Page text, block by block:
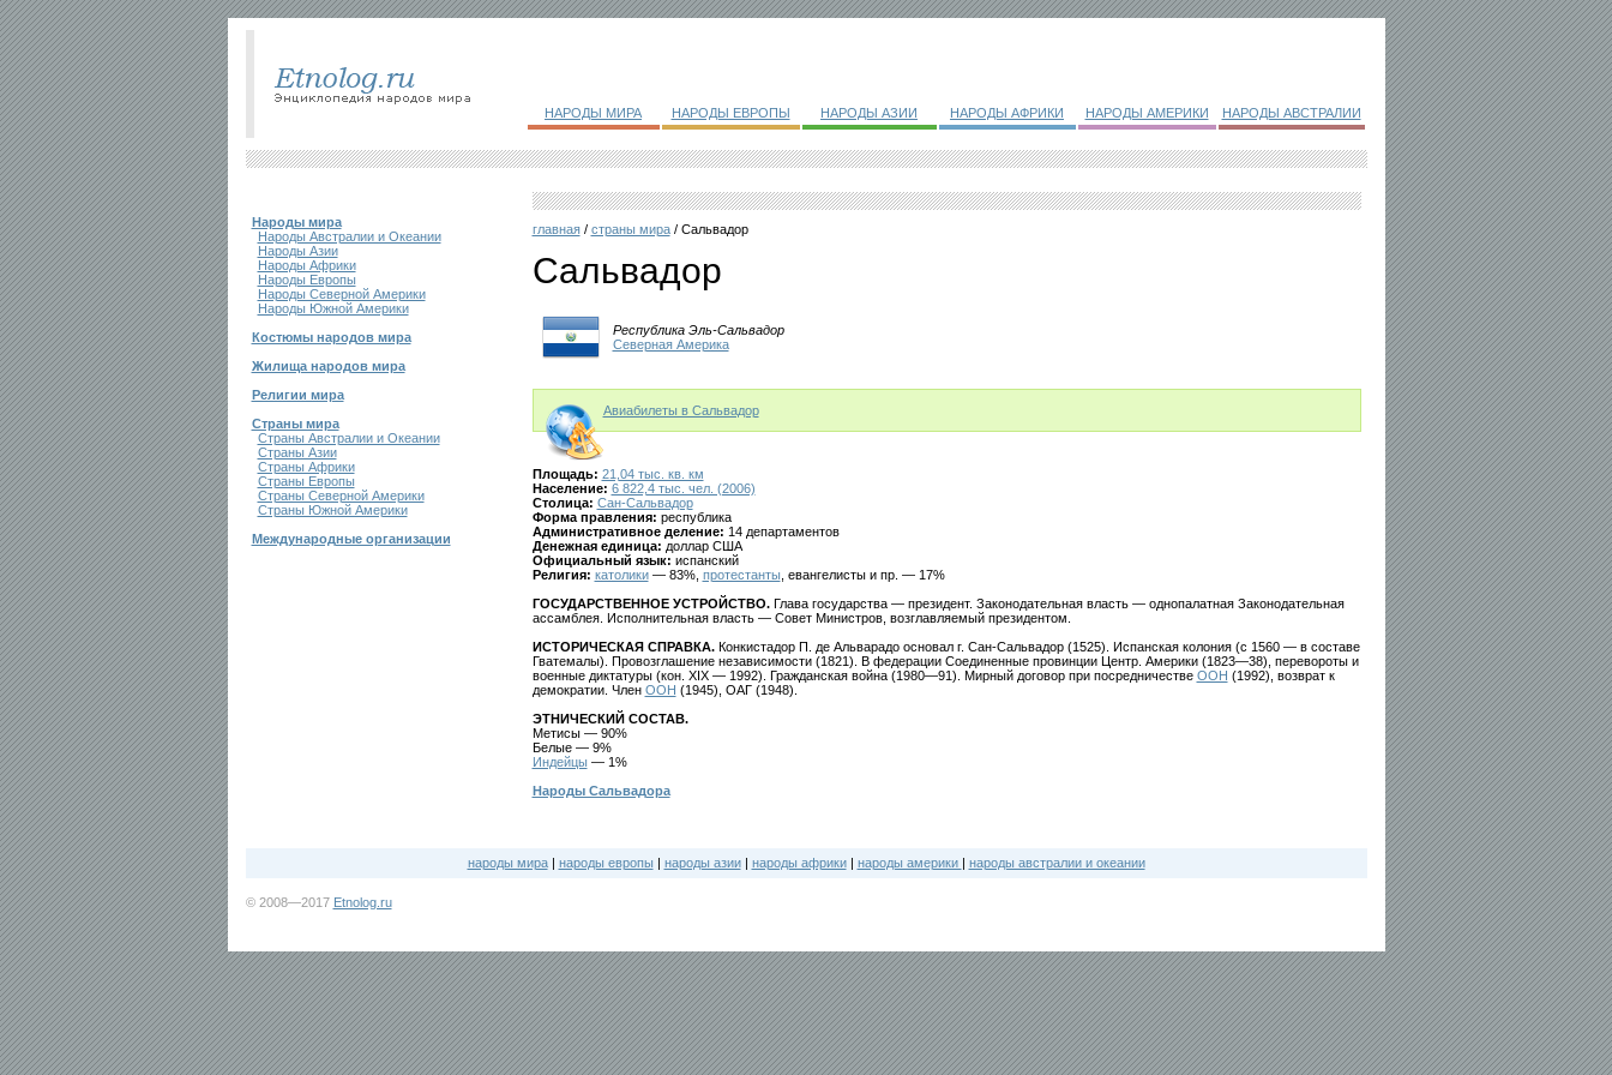
НАРОДЫ МИРА НАРОДЫ ЕВРОПЫ НАРОДЫ АЗИИ НАРОДЫ АФРИКИ НАРОДЫ АМЕРИКИ НАРОДЫ АВСТРАЛИИ
Народы мира
Народы Австралии и Океании
Народы Азии
Народы Африки
Народы Европы
Народы Северной Америки
Народы Южной Америки
Костюмы народов мира
Жилища народов мира
Религии мира
Страны мира
Страны Австралии и Океании
Страны Азии
Страны Африки
Страны Европы
Страны Северной Америки
Страны Южной Америки
Международные организации
главная/ страны мира/ Сальвадор
Сальвадор
Республика Эль-Сальвадор
Северная Америка
Авиабилеты в Сальвадор
Площадь: 21,04 тыс. кв. км
Население: 6 822,4 тыс. чел. (2006)
Столица: Сан-Сальвадор
Форма правления: республика
Административное деление: 14 департаментов
Денежная единица: доллар США
Официальный язык: испанский
Религия: католики— 83%, протестанты, евангелисты и пр. — 17%
ГОСУДАРСТВЕННОЕ УСТРОЙСТВО.Глава государства — президент. Законодательная власть — однопалатная Законодательная
ассамблея. Исполнительная власть — Совет Министров, возглавляемый президентом.
ИСТОРИЧЕСКАЯ СПРАВКА.Конкистадор П. де Альварадо основал г. Сан-Сальвадор (1525). Испанская колония (с 1560 — в составе
Гватемалы). Провозглашение независимости (1821). В федерации Соединенные провинции Центр. Америки (1823—38), перевороты и
военные диктатуры (кон. XIX — 1992). Гражданская война (1980—91). Мирный договор при посредничестве ООН (1992), возврат к
демократии. Член ООН (1945), ОАГ (1948).
ЭТНИЧЕСКИЙ СОСТАВ.
Метисы — 90%
Белые — 9%
Индейцы— 1%
Народы Сальвадора
народы мира| народы европы | народы азии| народы африки| народы америки | народы австралии и океании
© 2008—2017 Etnolog.ru